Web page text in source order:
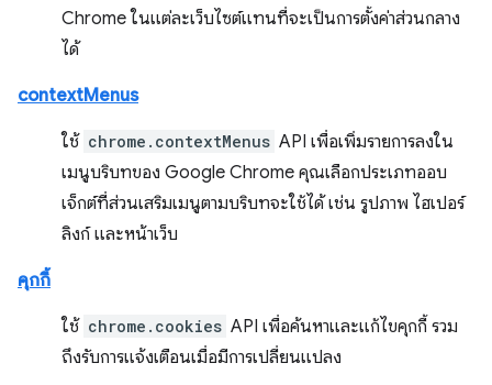
Chrome ในแต่ละเว็บไซต์แทนที่จะเป็นการตั้งค่าส่วนกลาง
ได้
contextMenus
ใช้ chrome.contextMenus API เพื่อเพิ่มรายการลงใน
เมนูบริบทของ Google Chrome คุณเลือกประเภทออบ
เจ็กต์ที่ส่วนเสริมเมนูตามบริบทจะใช้ได้ เช่น รูปภาพ ไฮเปอร์
ลิงก์ และหน้าเว็บ
คุกกี้
ใช้ chrome.cookies API เพื่อค้นหาและแก้ไขคุกกี้ รวม
ถึงรับการแจ้งเตือนเมื่อมีการเปลี่ยนแปลง